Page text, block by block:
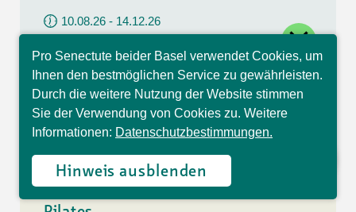
10.08.26 - 14.12.26
09:30 - 10:30 Uhr
Belchenstrasse 15, Basel
CHF 170.00
17 Lektionen
Pilates / Kurs
Pro Senectute beider Basel verwendet Cookies, um
Ihnen den bestmöglichen Service zu gewährleisten.
Durch die weitere Nutzung der Website stimmen
Sie der Verwendung von Cookies zu. Weitere
Informationen: Datenschutzbestimmungen.
Hinweis ausblenden
Hallo, ich bin Sophia und
beantworte gerne Ihre
Fragen.
close